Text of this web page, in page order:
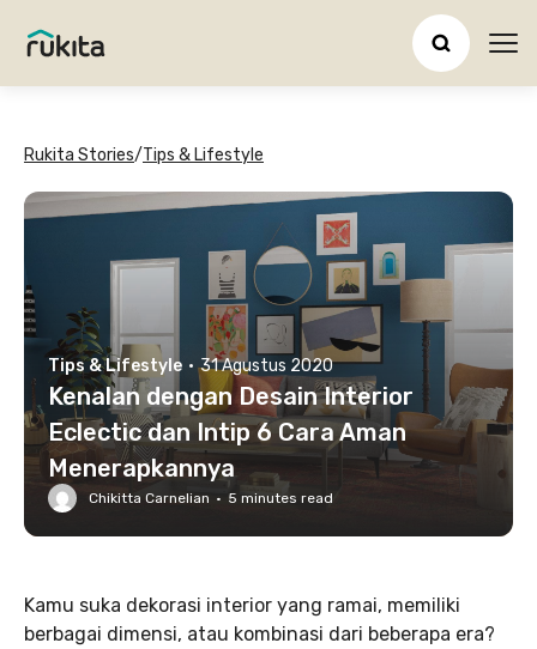
Rukita Stories/Tips & Lifestyle
Tips & Lifestyle · 31 Agustus 2020
Kenalan dengan Desain Interior
Eclectic dan Intip 6 Cara Aman
Menerapkannya
Chikitta Carnelian · 5 minutes read
Kamu suka dekorasi interior yang ramai, memiliki
berbagai dimensi, atau kombinasi dari beberapa era?